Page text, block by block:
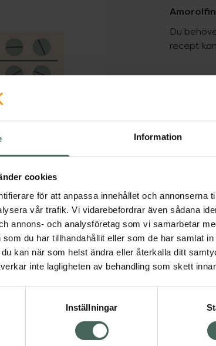
Information
cookies
för att anpassa innehållet och annonserna
vår trafik. Vi vidarebefordrar även sådana
annons- och analysföretag som vi samarbetar
som du har tillhandahållit eller som de har samlat
kan när som helst ändra eller återkalla ditt
inte lagligheten av behandling som skett
Inställningar
Du
recept
Aktuella
Visa